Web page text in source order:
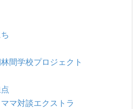
間学校プロジェクト
マ対談エクストラ